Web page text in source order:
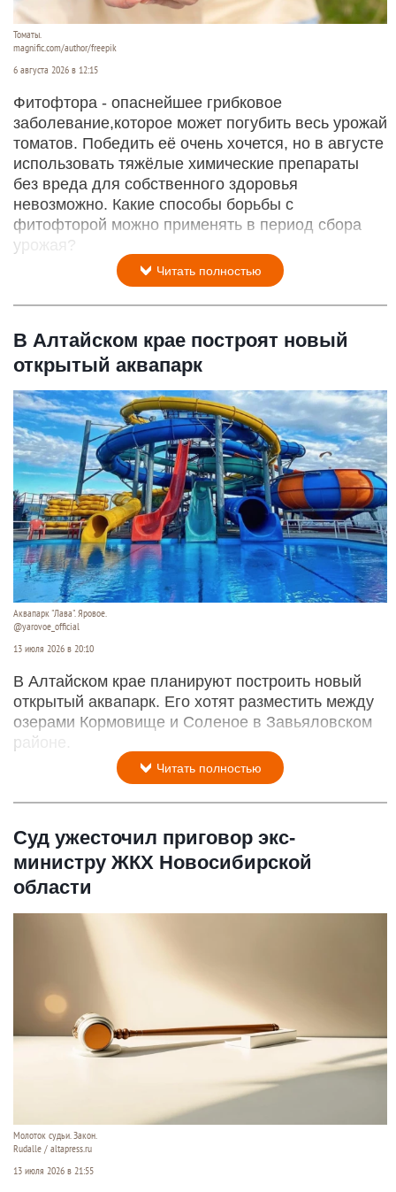
Томаты.
magnific.com/author/freepik
6 августа 2026 в 12:15
Фитофтора - опаснейшее грибковое
заболевание,которое может погубить весь урожай
томатов. Победить её очень хочется, но в августе
использовать тяжёлые химические препараты
без вреда для собственного здоровья
невозможно. Какие способы борьбы с
фитофторой можно применять в период сбора
урожая?
Читать полностью
В Алтайском крае построят новый
открытый аквапарк
Аквапарк "Лава". Яровое.
@yarovoe_official
13 июля 2026 в 20:10
В Алтайском крае планируют построить новый
открытый аквапарк. Его хотят разместить между
озерами Кормовище и Соленое в Завьяловском
районе.
Читать полностью
Суд ужесточил приговор экс-
министру ЖКХ Новосибирской
области
Молоток судьи. Закон.
Rudalle / altapress.ru
13 июля 2026 в 21:55